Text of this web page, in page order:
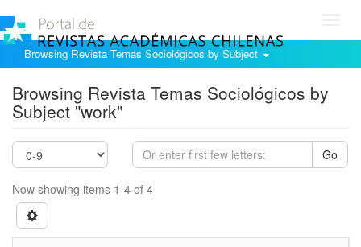
Browsing Revista Temas Sociológicos by Subject
Browsing Revista Temas Sociológicos by
Subject "work"
Go
Now showing items 1-4 of 4